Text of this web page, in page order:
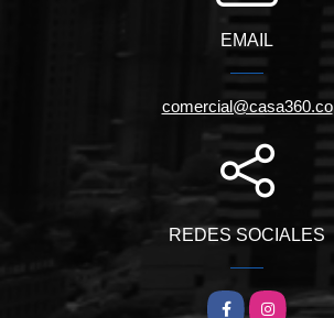
EMAIL
comercial@casa360.co
REDES SOCIALES
FacebookInstagram